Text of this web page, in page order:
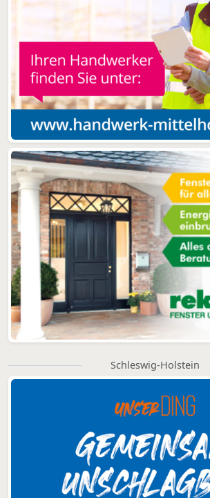
Schleswig-Holstein